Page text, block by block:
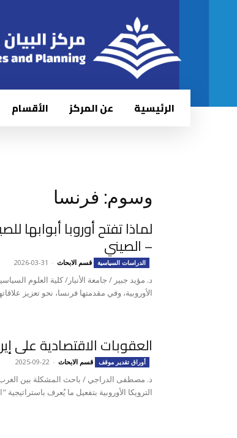
الرئيسية عن المركز الأقسام
وسوم: فرنسا
لماذا تفتح أوروبا أبوابها
– الصيني
الدراسات السياسية قسم الابحاث -
2026-03-31
د. مؤيد جبير / جامعة الأنبار/ كلية العلوم
الأوروبية، وفي مقدمتها فرنسا، نحو تعزيز
العقوبات الاقتصادية على
أوراق تقدير موقف قسم الابحاث -
2025-09-22
د. مصطفى الدراجي / باحث المشكلة بين
الترويكا الأوروبية بتفعيل ما يُعرف